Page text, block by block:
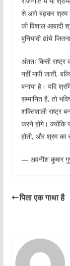
से आगे बढ़कर श्रम
की विशाल आबादी
बुनियादी ढांचे
अंततः किसी
नहीं मापी जाती,
बनाया है। यदि
सम्मानित है, तो
शक्तिशाली राष्ट्र
करने होंगे। क्योंकि
होती, और श्रम का
— अवनीश कुमार
पिता एक गाथा है